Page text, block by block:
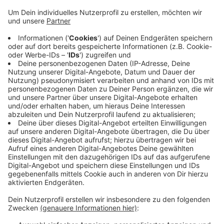
Veröffentlicht:Samstag, 13.07.2024 08:55
Anzeige
Den holten sie bereits mit 3:1-Erfolg im ersten Spiel,
das zweite Spiel ging 6:3 aus. Die Top-Platzierung hat
Vorteile für die Play-Offs, die Bonner spielen damit
gegen den Tabellenvierten der Liga Süd, aktuell sind
das die Haar Disciples aus München. Die Play-Offs
starten für die Bonner mit einem Heimspiel am 03.
August, der Gegner steht erst Ende Juli fest.
Anzeige